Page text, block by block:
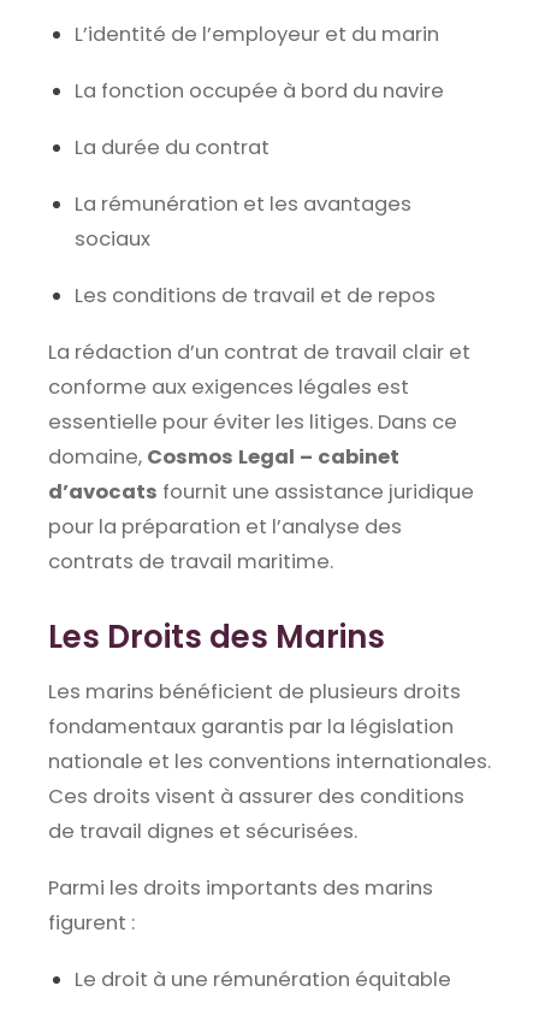
L’identité de l’employeur et du marin
La fonction occupée à bord du navire
La durée du contrat
La rémunération et les avantages
sociaux
Les conditions de travail et de repos
La rédaction d’un contrat de travail clair et
conforme aux exigences légales est
essentielle pour éviter les litiges. Dans ce
domaine, Cosmos Legal – cabinet
d’avocats fournit une assistance juridique
pour la préparation et l’analyse des
contrats de travail maritime.
Les Droits des Marins
Les marins bénéficient de plusieurs droits
fondamentaux garantis par la législation
nationale et les conventions internationales.
Ces droits visent à assurer des conditions
de travail dignes et sécurisées.
Parmi les droits importants des marins
figurent :
Le droit à une rémunération équitable